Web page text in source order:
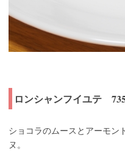
ロンシャンフイユテ
ショコラのムースとアーモン
ヌ。